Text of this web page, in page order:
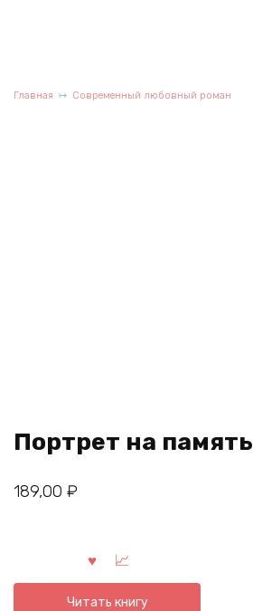
Главная Современный любовный роман
Портрет на память
189,00 ₽
Читать книгу